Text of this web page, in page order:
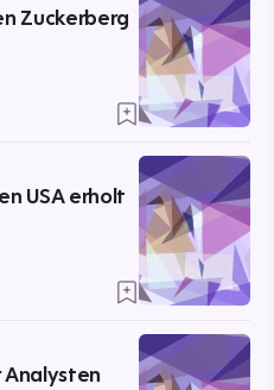
Zuckerberg
USA erholt
Analysten